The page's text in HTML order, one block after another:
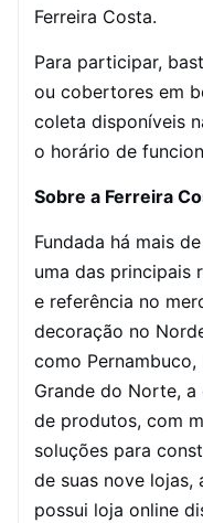
Ferreira Costa.
Para participar,
ou cobertores em
coleta disponíveis
o horário de
Sobre a Ferreira
Fundada há mais
uma das principais
e referência no
decoração no
como Pernambuco,
Grande do Norte, a
de produtos, com
soluções para
de suas nove lojas,
possui loja online